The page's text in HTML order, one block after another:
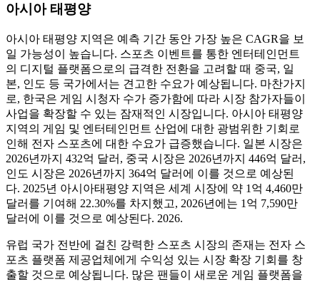
아시아 태평양
아시아 태평양 지역은 예측 기간 동안 가장 높은 CAGR을 보
일 가능성이 높습니다. 스포츠 이벤트를 통한 엔터테인먼트
의 디지털 플랫폼으로의 급격한 전환을 고려할 때 중국, 일
본, 인도 등 국가에서는 견고한 수요가 예상됩니다. 마찬가지
로, 한국은 게임 시청자 수가 증가함에 따라 시장 참가자들이
사업을 확장할 수 있는 잠재적인 시장입니다. 아시아 태평양
지역의 게임 및 엔터테인먼트 산업에 대한 광범위한 기회로
인해 전자 스포츠에 대한 수요가 급증했습니다. 일본 시장은
2026년까지 432억 달러, 중국 시장은 2026년까지 446억 달러,
인도 시장은 2026년까지 364억 달러에 이를 것으로 예상된
다. 2025년 아시아태평양 지역은 세계 시장에 약 1억 4,460만
달러를 기여해 22.30%를 차지했고, 2026년에는 1억 7,590만
달러에 이를 것으로 예상된다. 2026.
유럽 ​​국가 전반에 걸친 강력한 스포츠 시장의 존재는 전자 스
포츠 플랫폼 제공업체에게 수익성 있는 시장 확장 기회를 창
출할 것으로 예상됩니다. 많은 팬들이 새로운 게임 플랫폼을